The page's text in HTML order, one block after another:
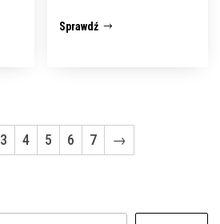
Sprawdź
3 4 5 6 7 →